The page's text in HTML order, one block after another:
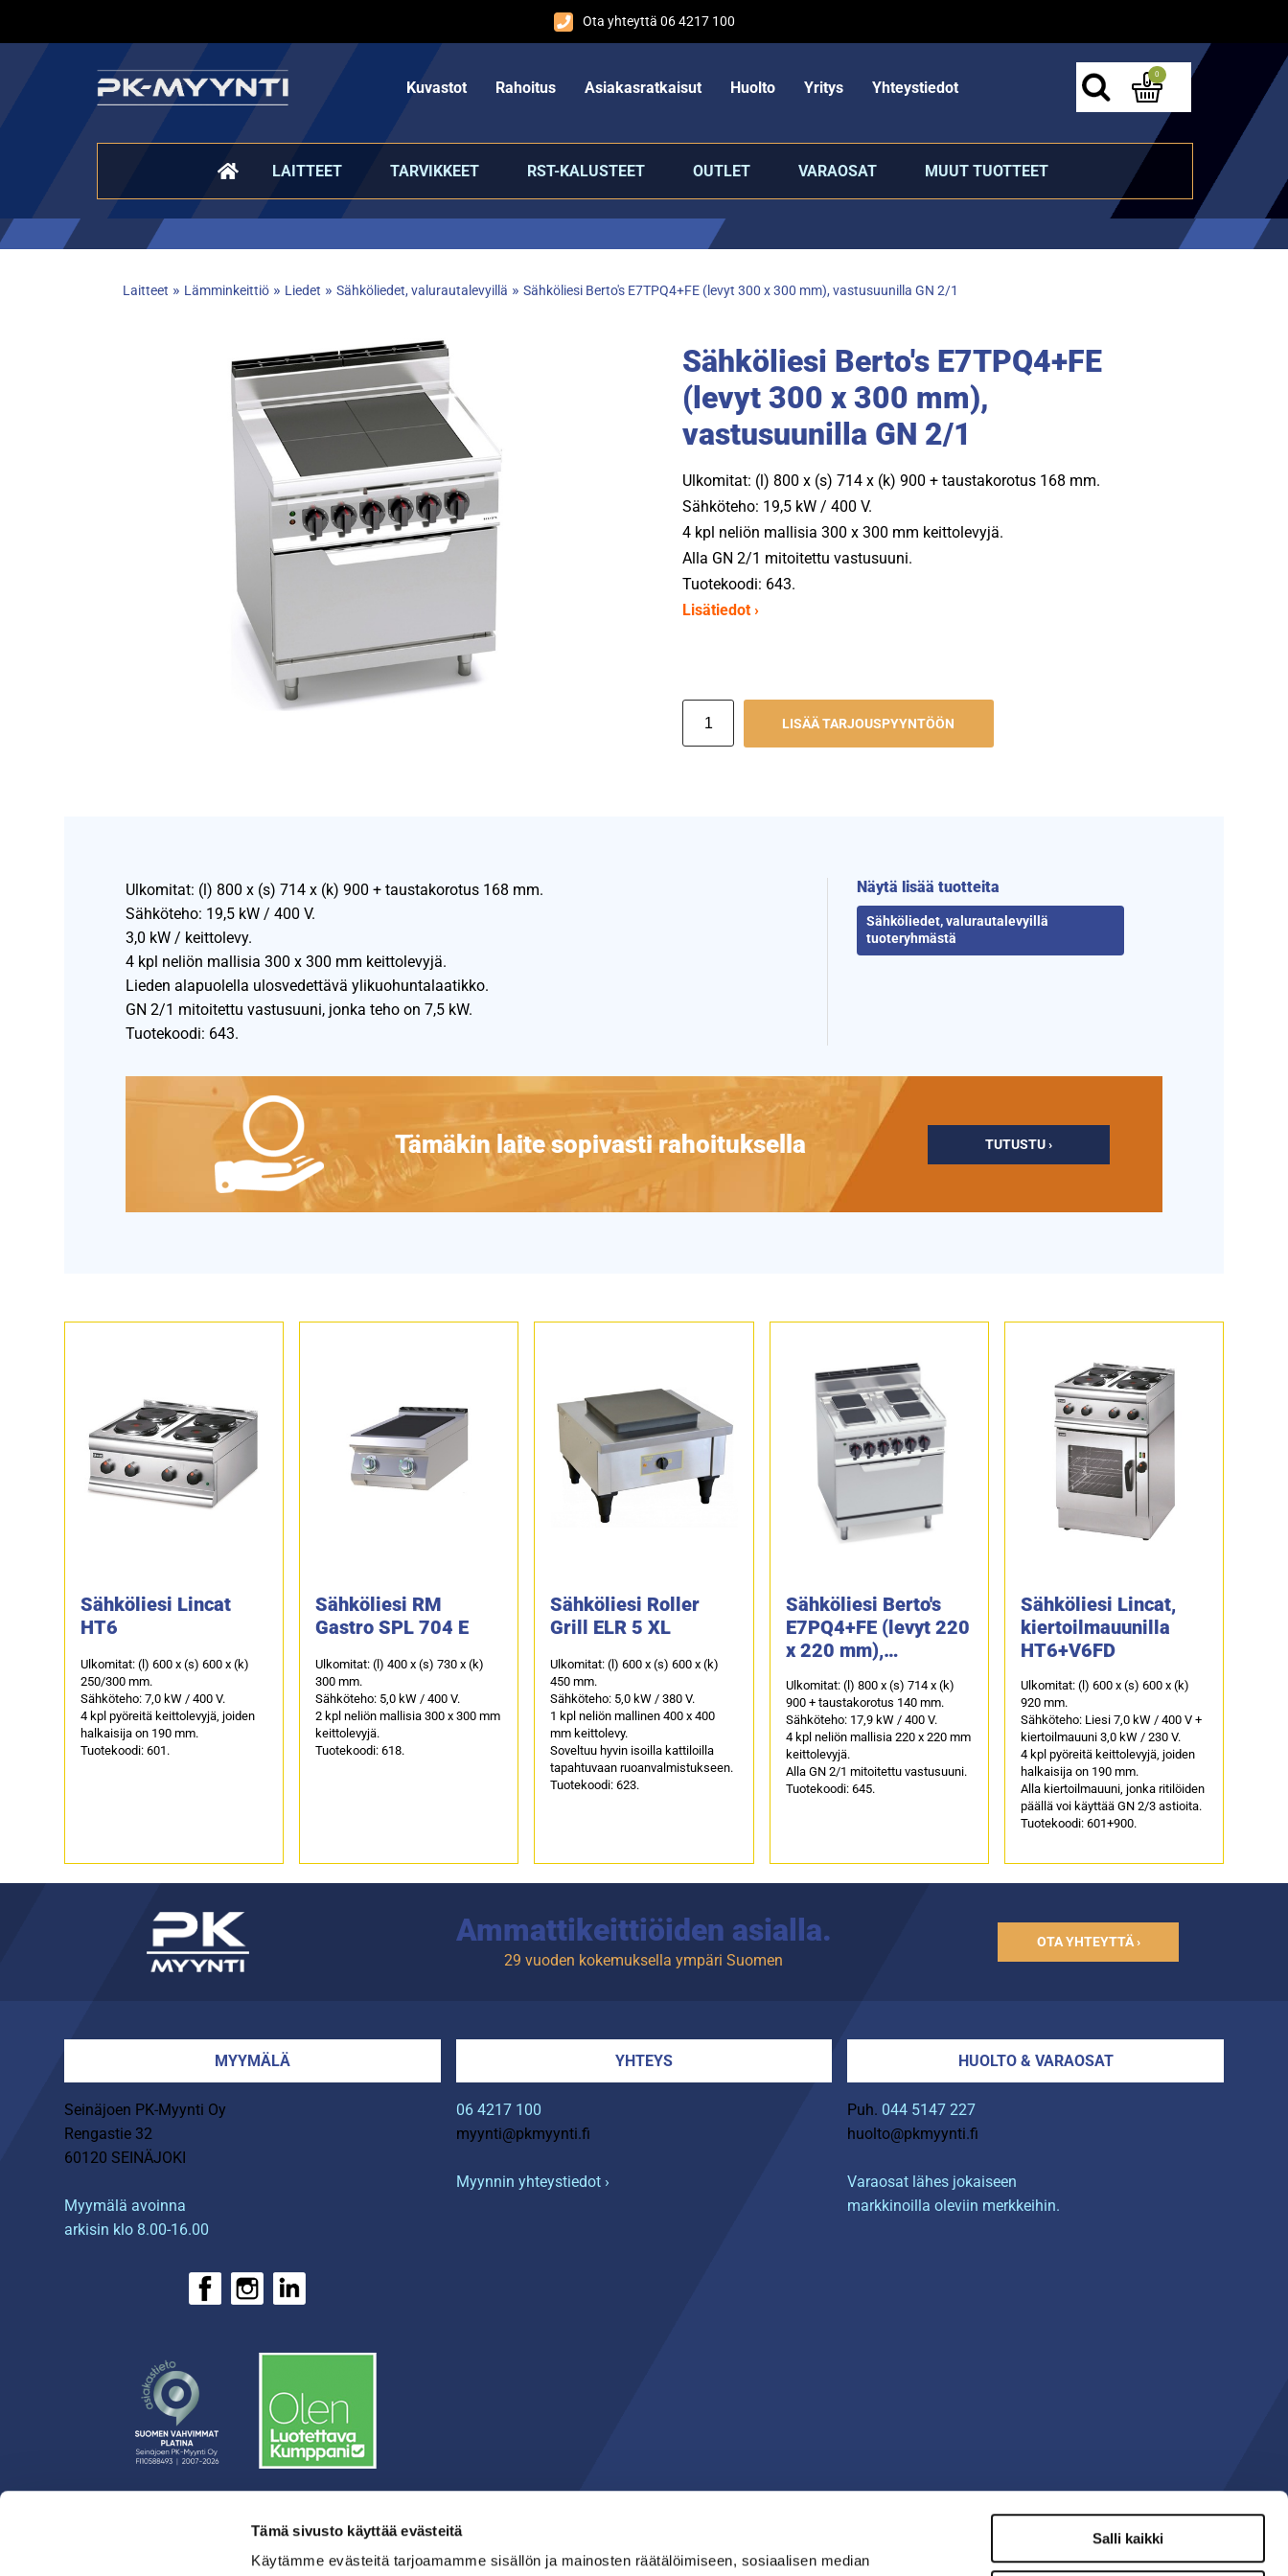
Tämä sivusto käyttää evästeitä
Käytämme evästeitä tarjoamamme sisällön ja mainosten räätälöimiseen, sosiaalisen median
Salli kaikki
Ota yhteyttä 06 4217 100
Kuvastot Rahoitus Asiakasratkaisut Huolto Yritys Yhteystiedot
0
LAITTEET TARVIKKEET RST-KALUSTEET OUTLET VARAOSAT MUUT TUOTTEET
Laitteet » Lämminkeittiö» Liedet » Sähköliedet, valurautalevyillä » Sähköliesi Berto's E7TPQ4+FE (levyt 300 x 300 mm), vastusuunilla GN 2/1
Sähköliesi Berto's E7TPQ4+FE
(levyt 300 x 300 mm),
vastusuunilla GN 2/1
Ulkomitat: (l) 800 x (s) 714 x (k) 900 + taustakorotus 168 mm.
Sähköteho: 19,5 kW / 400 V.
4 kpl neliön mallisia 300 x 300 mm keittolevyjä.
Alla GN 2/1 mitoitettu vastusuuni.
Tuotekoodi: 643.
Lisätiedot ›
LISÄÄ TARJOUSPYYNTÖÖN
Ulkomitat: (l) 800 x (s) 714 x (k) 900 + taustakorotus 168 mm.
Sähköteho: 19,5 kW / 400 V.
3,0 kW / keittolevy.
4 kpl neliön mallisia 300 x 300 mm keittolevyjä.
Lieden alapuolella ulosvedettävä ylikuohuntalaatikko.
GN 2/1 mitoitettu vastusuuni, jonka teho on 7,5 kW.
Tuotekoodi: 643.
Näytä lisää tuotteita
Sähköliedet, valurautalevyillä
tuoteryhmästä
Tämäkin laite sopivasti rahoituksella TUTUSTU ›
Sähköliesi Lincat
HT6
Ulkomitat: (l) 600 x (s) 600 x (k)
250/300 mm.
Sähköteho: 7,0 kW / 400 V.
4 kpl pyöreitä keittolevyjä, joiden
halkaisija on 190 mm.
Tuotekoodi: 601.
Sähköliesi RM
Gastro SPL 704 E
Ulkomitat: (l) 400 x (s) 730 x (k)
300 mm.
Sähköteho: 5,0 kW / 400 V.
2 kpl neliön mallisia 300 x 300 mm
keittolevyjä.
Tuotekoodi: 618.
Sähköliesi Roller
Grill ELR 5 XL
Ulkomitat: (l) 600 x (s) 600 x (k)
450 mm.
Sähköteho: 5,0 kW / 380 V.
1 kpl neliön mallinen 400 x 400
mm keittolevy.
Soveltuu hyvin isoilla kattiloilla
tapahtuvaan ruoanvalmistukseen.
Tuotekoodi: 623.
Sähköliesi Berto's
E7PQ4+FE (levyt 220
x 220 mm),
Ulkomitat: (l) 800 x (s) 714 x (k)
900 + taustakorotus 140 mm.
Sähköteho: 17,9 kW / 400 V.
4 kpl neliön mallisia 220 x 220 mm
keittolevyjä.
Alla GN 2/1 mitoitettu vastusuuni.
Tuotekoodi: 645.
Sähköliesi Lincat,
kiertoilmauunilla
HT6+V6FD
Ulkomitat: (l) 600 x (s) 600 x (k)
920 mm.
Sähköteho: Liesi 7,0 kW / 400 V +
kiertoilmauuni 3,0 kW / 230 V.
4 kpl pyöreitä keittolevyjä, joiden
halkaisija on 190 mm.
Alla kiertoilmauuni, jonka ritilöiden
päällä voi käyttää GN 2/3 astioita.
Tuotekoodi: 601+900.
Ammattikeittiöiden asialla.
29 vuoden kokemuksella ympäri Suomen
OTA YHTEYTTÄ ›
MYYMÄLÄ
Seinäjoen PK-Myynti Oy
Rengastie 32
60120 SEINÄJOKI
Myymälä avoinna
arkisin klo 8.00-16.00
YHTEYS
06 4217 100
myynti@pkmyynti.fi
Myynnin yhteystiedot ›
HUOLTO & VARAOSAT
Puh. 044 5147 227
huolto@pkmyynti.fi
Varaosat lähes jokaiseen
markkinoilla oleviin merkkeihin.